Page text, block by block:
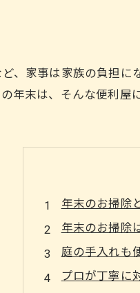
、家事は家族の負担
年末は、そんな便利屋
年末のお掃除
年末のお掃除
庭の手入れも
プロが丁寧に